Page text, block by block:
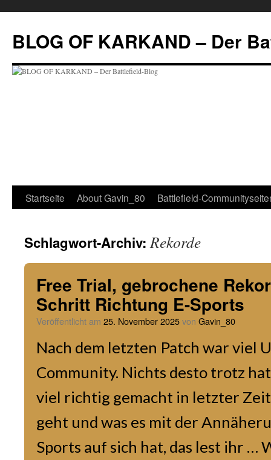
BLOG OF KARKAND – Der
Startseite About Gavin_80 Battlefield-
Schlagwort-Archiv:Rekorde
Free Trial, gebrochene
Schritt Richtung E-Sports
Veröffentlicht am 25. November 2025von Gavin_80
Nach dem letzten Patch war viel
Community. Nichts desto trotz
viel richtig gemacht in letzter
geht und was es mit der
Sports auf sich hat, das lest ihr …